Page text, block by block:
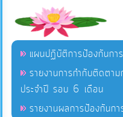
แผนปฏิบัติการป้องกันกา
รายงานการกำกับติดตา
ประจำปี รอบ 6 เดือน
รายงานผลการป้องกันก